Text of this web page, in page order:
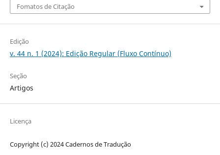
Fomatos de Citação
Edição
v. 44 n. 1 (2024): Edição Regular (Fluxo Contínuo)
Seção
Artigos
Licença
Copyright (c) 2024 Cadernos de Tradução